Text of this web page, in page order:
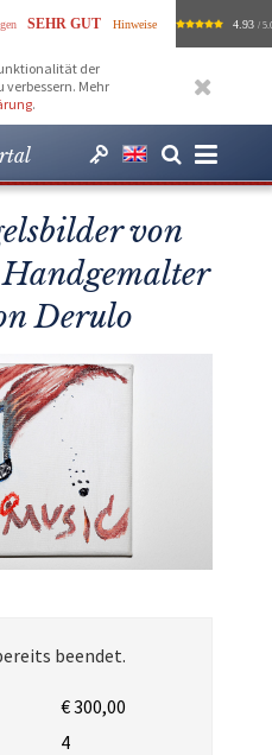
SEHR GUT Hinweise 4.93 /
der
verbessern. Mehr
.
von
Derulo
beendet.
€ 300,00
4